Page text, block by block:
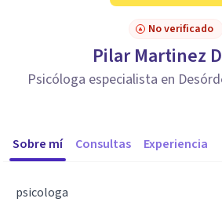
No verificado
Pilar Martinez
Psicóloga especialista en
Sobre mí Consultas Experiencia
psicologa